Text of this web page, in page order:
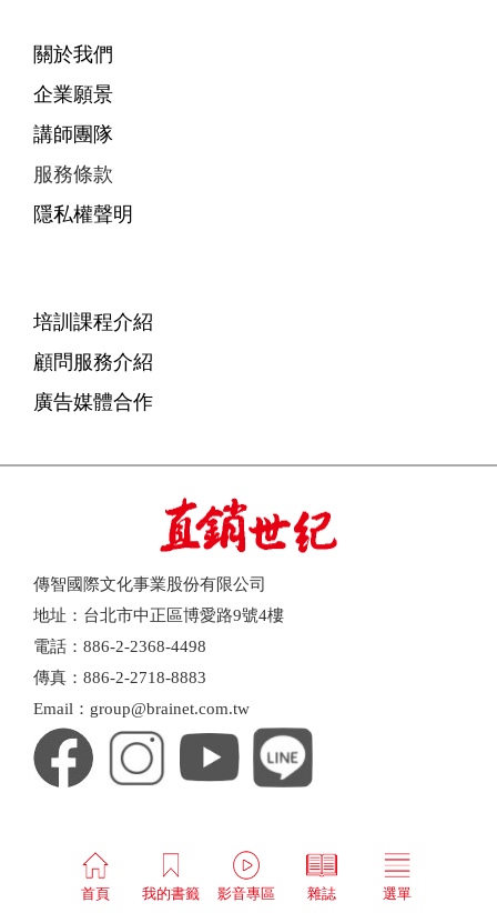
關於我們
企業願景
講師團隊
服務條款
隱私權聲明
培訓課程介紹
顧問服務介紹
廣告媒體合作
傳智國際文化事業股份有限公司
地址：台北市中正區博愛路9號4樓
電話：886-2-2368-4498
傳真：886-2-2718-8883
Email：group@brainet.com.tw
首頁 我的書籤 影音專區 雜誌 選單